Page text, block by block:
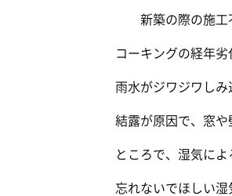
新築の際の施工不
コーキングの経年
雨水がジワジワしみ
結露が原因で、窓や
ところで、湿気によ
忘れないでほしい湿